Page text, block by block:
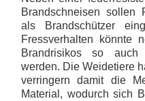
Brandschneisen sollen
als Brandschützer
Fressverhalten könnte
Brandrisikos so auch
werden. Die Weidetiere
verringern damit die
Material, wodurch sich